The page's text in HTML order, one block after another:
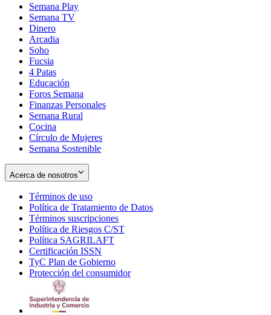
Semana Play
Semana TV
Dinero
Arcadia
Soho
in
new
window
Fucsia
in
new
window
4 Patas
Educación
Foros Semana
Finanzas Personales
Semana Rural
Cocina
Círculo de Mujeres
Semana Sostenible
Acerca de nosotros
Términos de uso
in
new
window
Política de Tratamiento de Datos
Términos suscripciones
in
Política de Riesgos C/ST
Política SAGRILAFT
new
window
Certificación ISSN
in
new
TyC Plan de Gobierno
in
Protección del consumidorOpens